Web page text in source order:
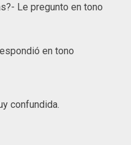
Le pregunto en tono
en tono
confundida.